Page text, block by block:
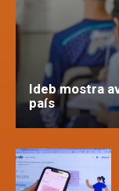
Ideb mostra
país